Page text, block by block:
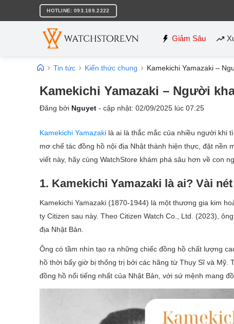
nội
HOTLINE: 093.189.2222
Giảm Sâu
Tin tức Kiến thức chung Kamekichi Yamazaki –
Kamekichi Yamazaki – Người
Đăng bởi Nguyet - cập nhật: 02/09/2025 lúc 07:25
Kamekichi Yamazaki là ai là thắc mắc của nhiều người khi
mơ chế tác đồng hồ nội địa Nhật thành hiện thực, đặt
viết này, hãy cùng WatchStore khám phá sâu hơn về con
1. Kamekichi Yamazaki là ai? Vài
Kamekichi Yamazaki (1870-1944) là một thương gia kim
ty Citizen sau này. Theo Citizen Watch Co., Ltd. (2023),
địa Nhật Bản.
Ông có tầm nhìn tạo ra những chiếc đồng hồ chất lượng
hồ thời bấy giờ bị thống trị bởi các hãng từ Thụy Sĩ và Mỹ.
đồng hồ nổi tiếng nhất của Nhật Bản, với sứ mệnh mang